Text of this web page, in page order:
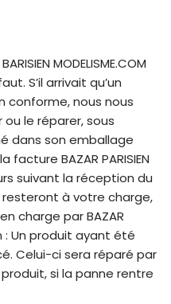
MODELISME.COM
S’il arrivait qu’un
conforme, nous nous
le réparer, sous
dans son emballage
BAZAR PARISIEN
suivant la réception du
resteront à votre charge,
charge par BAZAR
: Un produit ayant été
Celui-ci sera réparé par
si la panne rentre